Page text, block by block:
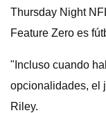
Thursday Night
Feature Zero es
"Incluso cuando
opcionalidades, el
Riley.